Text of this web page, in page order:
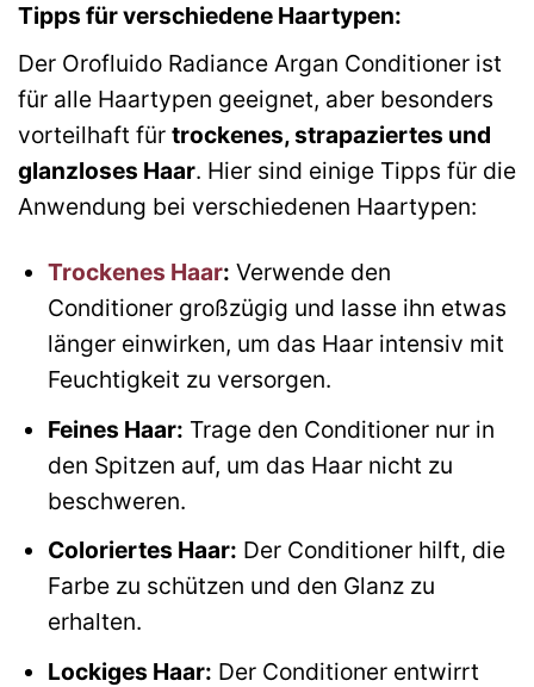
Tipps für verschiedene Haartypen:
Der Orofluido Radiance Argan Conditioner ist
für alle Haartypen geeignet, aber besonders
vorteilhaft für trockenes, strapaziertes und
glanzloses Haar. Hier sind einige Tipps für die
Anwendung bei verschiedenen Haartypen:
Trockenes Haar: Verwende den
Conditioner großzügig und lasse ihn etwas
länger einwirken, um das Haar intensiv mit
Feuchtigkeit zu versorgen.
Feines Haar: Trage den Conditioner nur in
den Spitzen auf, um das Haar nicht zu
beschweren.
Coloriertes Haar: Der Conditioner hilft, die
Farbe zu schützen und den Glanz zu
erhalten.
Lockiges Haar: Der Conditioner entwirrt